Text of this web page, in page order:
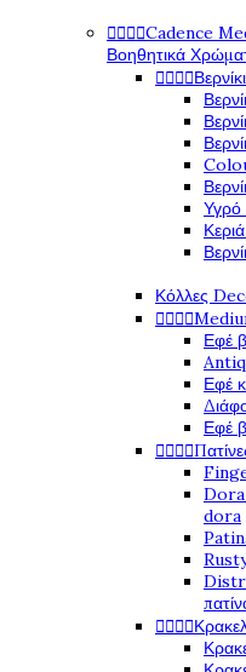
   Cadence
Βοηθητικά
   
Κόλλες
   
Εφέ
Εφέ
Εφέ
   
Dora
dora
   